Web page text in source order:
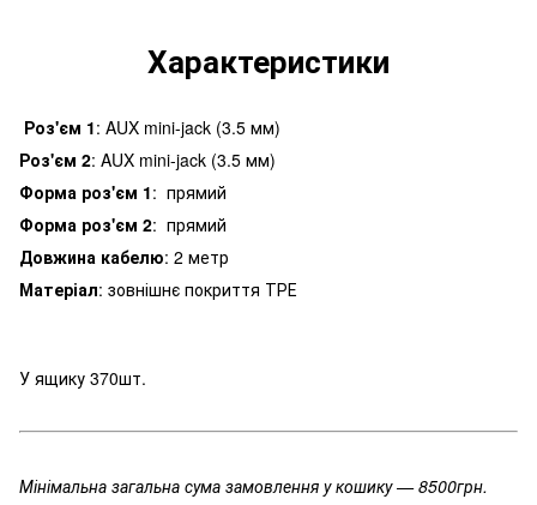
Характеристики
Роз'єм 1: AUX mini-jack (3.5 мм)
Роз'єм 2: AUX mini-jack (3.5 мм)
Форма роз'єм 1: прямий
Форма роз'єм 2: прямий
Довжина кабелю: 2 метр
Матеріал: зовнішнє покриття ТРЕ
У ящику 370шт.
Мінімальна загальна сума замовлення у кошику — 8500грн.